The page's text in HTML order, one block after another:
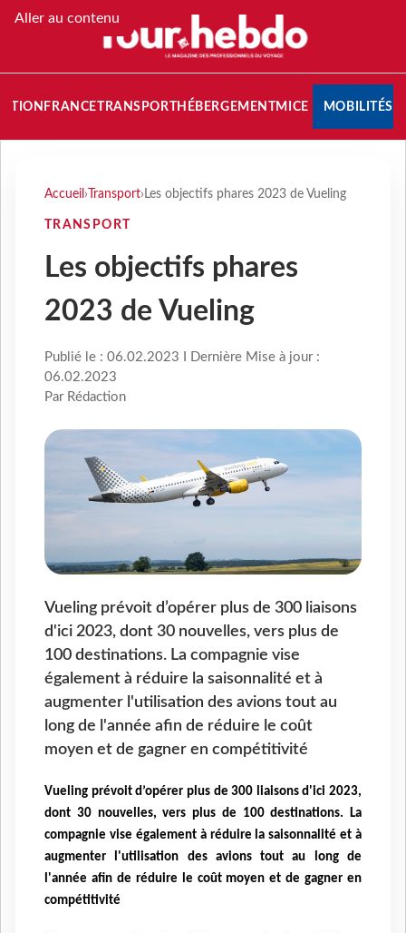
Aller au contenu
FRANCETRANSPORT HÉBERGEMENTMICE MOBILITÉS
Accueil › Transport› Les objectifs phares 2023 de Vueling
TRANSPORT
Les objectifs phares
2023 de Vueling
Publié le : 06.02.2023 I Dernière Mise à jour :
06.02.2023
Par Rédaction
Vueling prévoit d’opérer plus de 300 liaisons
d'ici 2023, dont 30 nouvelles, vers plus de
100 destinations. La compagnie vise
également à réduire la saisonnalité et à
augmenter l'utilisation des avions tout au
long de l'année afin de réduire le coût
moyen et de gagner en compétitivité
Vueling prévoit d’opérer plus de 300 liaisons d'ici 2023,
dont 30 nouvelles, vers plus de 100 destinations. La
compagnie vise également à réduire la saisonnalité et à
augmenter l'utilisation des avions tout au long de
l'année afin de réduire le coût moyen et de gagner en
compétitivité